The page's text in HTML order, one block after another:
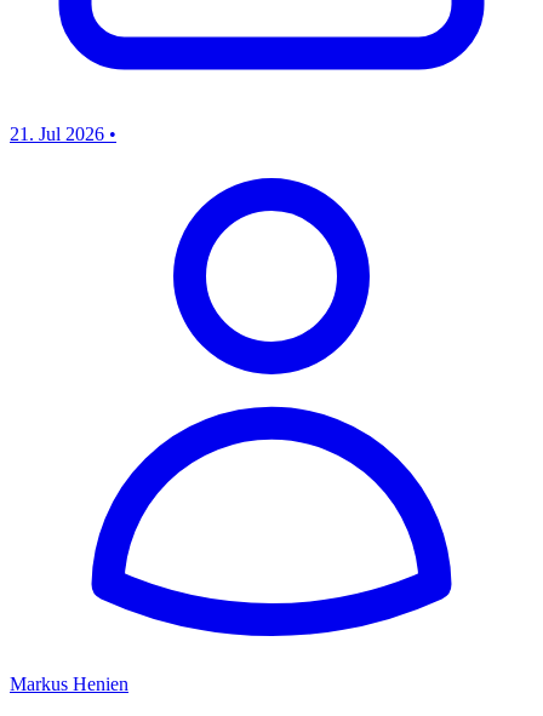
21. Jul 2026 •
Markus Henien